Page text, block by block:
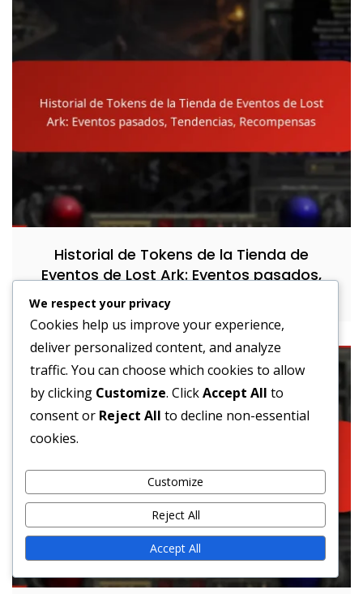
Historial de Tokens de la Tienda de
Eventos de Lost Ark: Eventos pasados,
Tendencias, Recompensas
We respect your privacy
Cookies help us improve your experience,
deliver personalized content, and analyze
traffic. You can choose which cookies to allow
by clicking Customize. ClickAccept All to
consent or Reject All to decline non-essential
cookies.
Customize
Reject All
Accept All